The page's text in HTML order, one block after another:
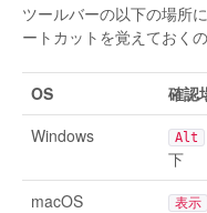
ツールバーの以下の場所
ートカットを覚えておくの
OS
確認
Windows
Alt
下
macOS
表示